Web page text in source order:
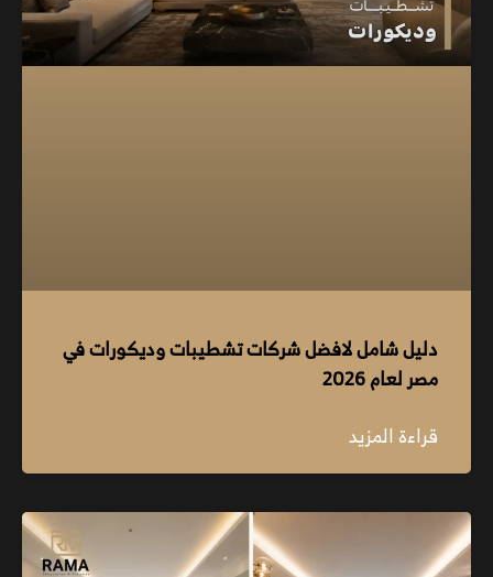
دليل شامل لافضل شركات تشطيبات وديكورات في
مصر لعام 2026
قراءة المزيد